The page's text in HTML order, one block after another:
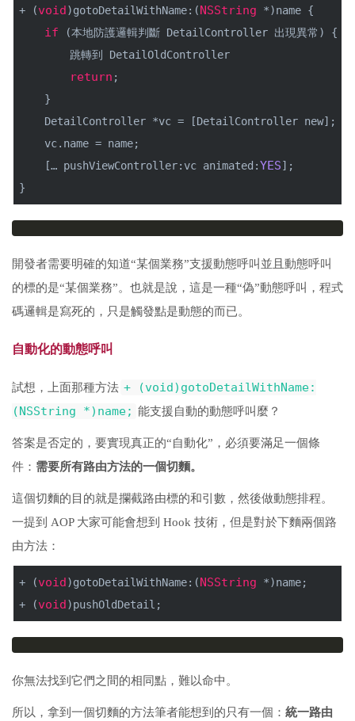
+ (void)gotoDetailWithName:(NSString *)name {
if (本地防護邏輯判斷 DetailController 出現異常) {
跳轉到 DetailOldController
return ;
}
DetailController *vc = [DetailController new];
vc.name = name;
[… pushViewController:vc animated:YES];
}
開發者需要明確的知道“某個業務”支援動態呼叫並且動態呼叫
的標的是“某個業務”。也就是說，這是一種“偽”動態呼叫，程式
碼邏輯是寫死的，只是觸發點是動態的而已。
自動化的動態呼叫
試想，上面那種方法 + (void)gotoDetailWithName:
(NSString *)name; 能支援自動的動態呼叫麼？
答案是否定的，要實現真正的“自動化”，必須要滿足一個條
件： 需要所有路由方法的一個切麵。
這個切麵的目的就是攔截路由標的和引數，然後做動態排程。
一提到 AOP 大家可能會想到 Hook 技術，但是對於下麵兩個路
由方法：
+ (void)gotoDetailWithName:(NSString *)name;
+ (void)pushOldDetail;
你無法找到它們之間的相同點，難以命中。
所以，拿到一個切麵的方法筆者能想到的只有一個： 統一路由